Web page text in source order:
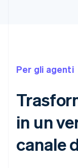
Per gli agenti
in un
canale